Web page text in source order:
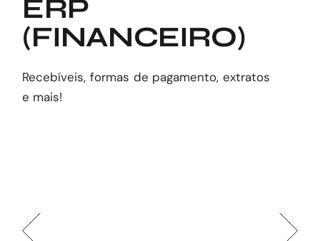
ERP
(FINANCEIRO)
Recebíveis, formas de pagamento, extratos
e mais!